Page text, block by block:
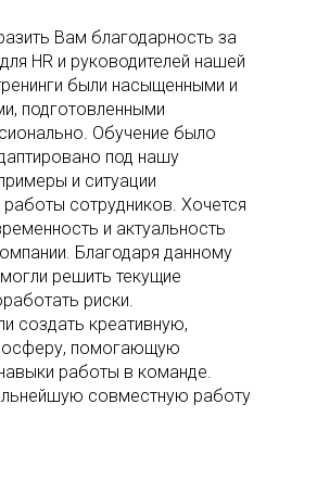
Вам благодарность за
HR и руководителей нашей
были насыщенными и
подготовленными
Обучение было
под нашу
и ситуации
работы сотрудников. Хочется
и актуальность
Благодаря данному
решить текущие
риски.
создать креативную,
помогающую
работы в команде.
совместную работу